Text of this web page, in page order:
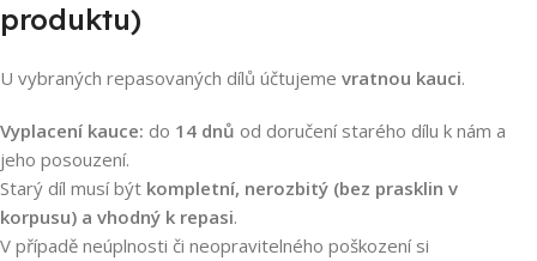
produktu)
U vybraných repasovaných dílů účtujeme vratnou kauci.
Vyplacení kauce: do 14 dnů od doručení starého dílu k nám a
jeho posouzení.
Starý díl musí být kompletní, nerozbitý (bez prasklin v
korpusu) a vhodný k repasi.
V případě neúplnosti či neopravitelného poškození si